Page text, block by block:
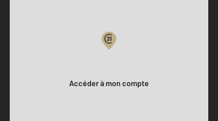
Accéder à mon compte